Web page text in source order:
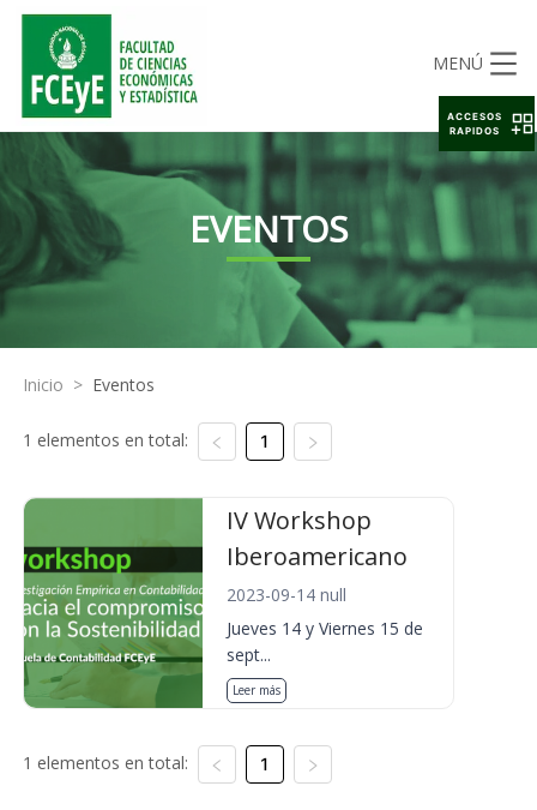
MENÚ
EVENTOS
Inicio > Eventos
1 elementos en total: 1
IV Workshop
Iberoamericano
2023-09-14 null
Jueves 14 y Viernes 15 de
sept...
Leer más
1 elementos en total: 1
ACCESOS
RAPIDOS